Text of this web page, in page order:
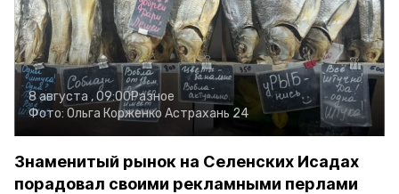
8 августа , 09:00Разное
Фото: Ольга Корженко Астрахань 24
Знаменитый рынок на Селенских Исадах
порадовал своими рекламными перлами